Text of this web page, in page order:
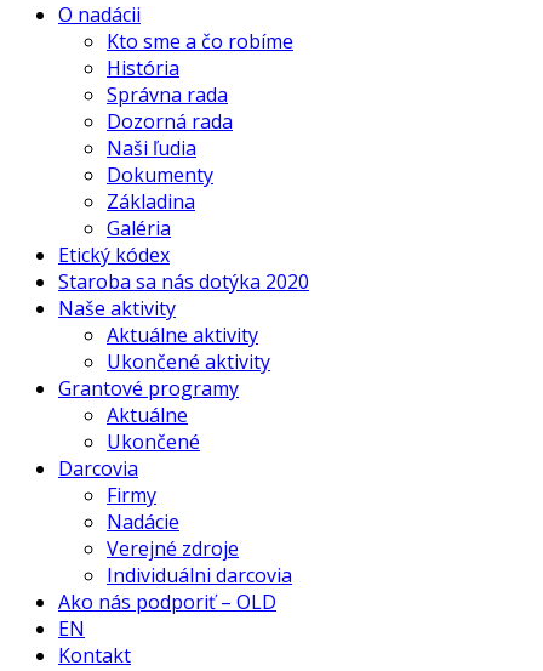
O nadácii
Kto sme a čo robíme
História
Správna rada
Dozorná rada
Naši ľudia
Dokumenty
Základina
Galéria
Etický kódex
Staroba sa nás dotýka 2020
Naše aktivity
Aktuálne aktivity
Ukončené aktivity
Grantové programy
Aktuálne
Ukončené
Darcovia
Firmy
Nadácie
Verejné zdroje
Individuálni darcovia
Ako nás podporiť – OLD
EN
Kontakt